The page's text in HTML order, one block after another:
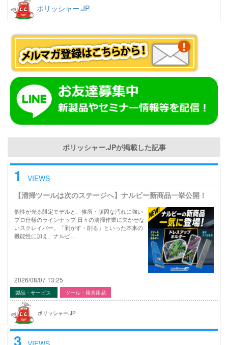
ポリッシャー.JP
ポリッシャー.JPが掲載した記事
1
VIEWS
【清掃ツールは次のステージへ】ナルビー新商品一挙公開！
個性が光る限定モデルと、狭所・頑固な汚れに強い
プロ仕様のラインナップ 日々の清掃作業に欠かせな
いスクレイパー。「剥がす・削る」といった本来の
機能性に加え、ナルビ…
2026/08/07 13:25
製品・サービス ツール・用具用品
ポリッシャー.JP